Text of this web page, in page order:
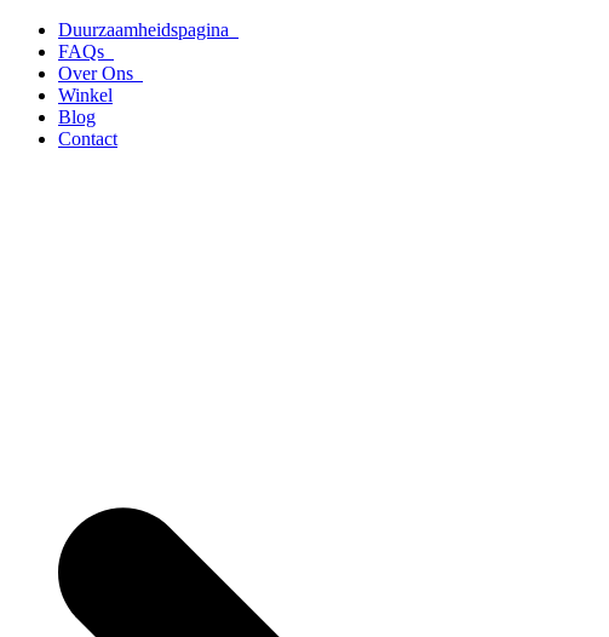
naar
inhoud
Duurzaamheidspagina
FAQs
Over Ons
Winkel
Blog
Contact